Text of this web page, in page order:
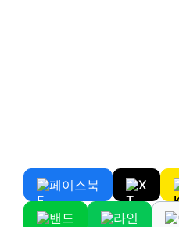
페이스북 X
밴드 라인